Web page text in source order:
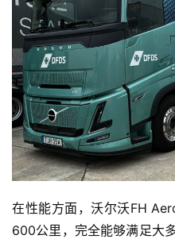
首
页
独
家
在性能方面，沃尔沃FH
600公里，完全能够满足大